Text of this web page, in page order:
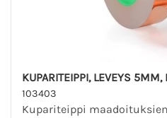
KUPARITEIPPI, LEVEYS 5MM,
103403
Kupariteippi